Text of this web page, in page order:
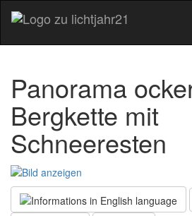
Panorama
Bergkette mit
Schneeresten